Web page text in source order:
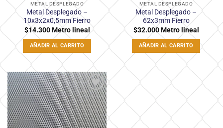
METAL DESPLEGADO
Metal Desplegado –
10x3x2x0,5mm Fierro
$14.300Metro lineal
AÑADIR AL CARRITO
METAL DESPLEGADO
Metal Desplegado –
62x3mm Fierro
$32.000Metro lineal
AÑADIR AL CARRITO
Añadir
a la
lista
de
deseos